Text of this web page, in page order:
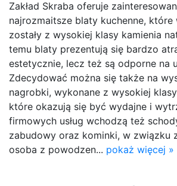
Zakład Skraba oferuje
najrozmaitsze blaty kuchenne,
zostały z wysokiej klasy kamienia
temu blaty prezentują się bardzo
estetycznie, lecz też są odporne na
Zdecydować można się także na
nagrobki, wykonane z wysokiej klasy
które okazują się być wydajne i
firmowych usług wchodzą też
zabudowy oraz kominki, w związku
osoba z powodzen... pokaż więcej »